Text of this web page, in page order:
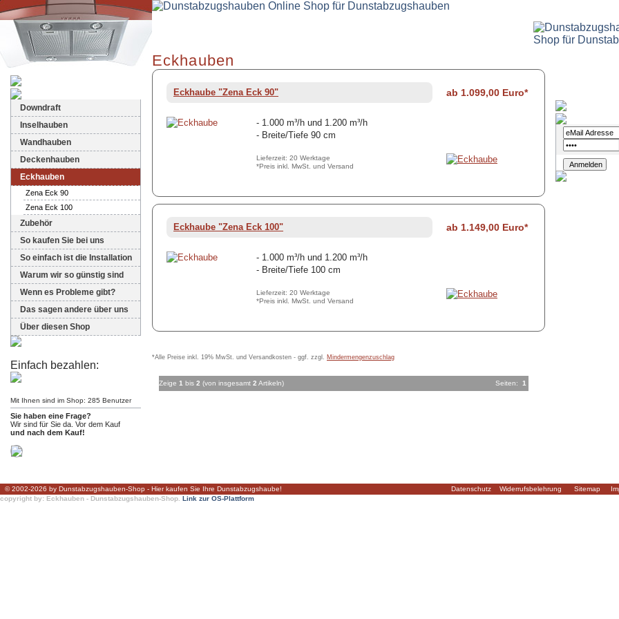
Downdraft
Inselhauben
Wandhauben
Deckenhauben
Eckhauben
Zena Eck 90
Zena Eck 100
Zubehör
So kaufen Sie bei uns
So einfach ist die Installation
Warum wir so günstig sind
Wenn es Probleme gibt?
Das sagen andere über uns
Über diesen Shop
Einfach bezahlen:
Mit Ihnen sind im Shop: 285 Benutzer
Sie haben eine Frage?
Wir sind für Sie da. Vor dem Kauf
und nach dem Kauf!
Eckhauben
Eckhaube "Zena Eck 90" ab 1.099,00 Euro*
- 1.000 m³/h und 1.200 m³/h
- Breite/Tiefe 90 cm
Lieferzeit: 20 Werktage
*Preis inkl. MwSt. und Versand
Eckhaube "Zena Eck 100" ab 1.149,00 Euro*
- 1.000 m³/h und 1.200 m³/h
- Breite/Tiefe 100 cm
Lieferzeit: 20 Werktage
*Preis inkl. MwSt. und Versand
*Alle Preise inkl. 19% MwSt. und Versandkosten - ggf. zzgl. Mindermengenzuschlag
Zeige 1 bis 2 (von insgesamt 2 Artikeln) Seiten: 1
© 2002-2026 by Dunstabzugshauben-Shop - Hier kaufen Sie Ihre Dunstabzugshaube! Datenschutz Widerrufsbelehrung Sitemap
copyright by: Eckhauben - Dunstabzugshauben-Shop. Link zur OS-Plattform